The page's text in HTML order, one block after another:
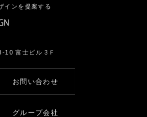
インを提案する
10 富士ビル 3Ｆ
お問い合わせ
グループ会社